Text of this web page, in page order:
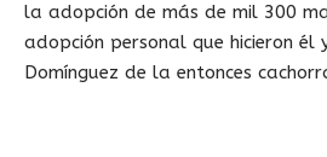
la adopción de más de mil 300
adopción personal que hicieron él
Domínguez de la entonces